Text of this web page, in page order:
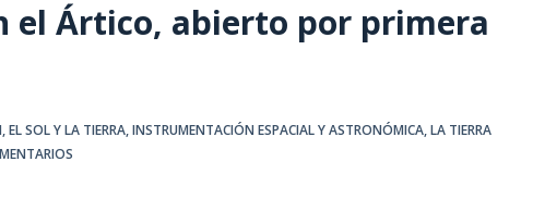
el Ártico, abierto por primera
,EL SOL Y LA TIERRA,INSTRUMENTACIÓN ESPACIAL Y ASTRONÓMICA,LA TIERRA